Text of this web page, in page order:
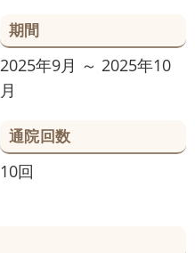
期間
2025年9月 ～ 2025年10
月
通院回数
10回